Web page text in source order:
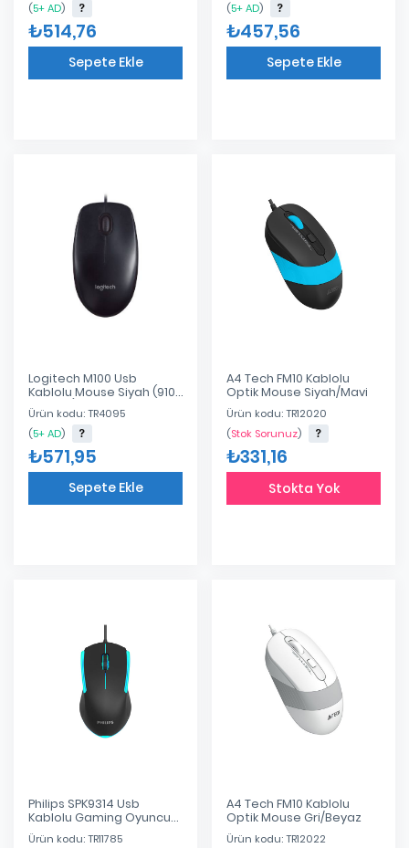
(5+ AD)
₺514,76
Sepete Ekle
(5+ AD)
₺457,56
Sepete Ekle
Logitech M100 Usb
Kablolu Mouse Siyah (910-
006652)
Ürün kodu: TR4095
(5+ AD)
₺571,95
Sepete Ekle
A4 Tech FM10 Kablolu
Optik Mouse Siyah/Mavi
Ürün kodu: TR12020
(Stok Sorunuz)
₺331,16
Stokta Yok
Philips SPK9314 Usb
Kablolu Gaming Oyuncu
Mouse
Ürün kodu: TR11785
A4 Tech FM10 Kablolu
Optik Mouse Gri/Beyaz
Ürün kodu: TR12022